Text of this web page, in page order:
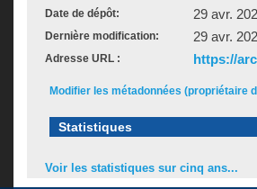
Date de dépôt: 29 avr.
Dernière modification: 29 avr.
Adresse URL : https://
Modifier les métadonnées (propriétaire
Statistiques
Voir les statistiques sur cinq ans...